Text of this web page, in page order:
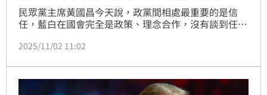
民眾黨主席黃國昌今天說，政黨間相處最重要的是信
任，藍白在國會完全是政策、理念合作，沒有談到任何
了沒做到的事情，民眾黨會用具體行動回應，「我後面
2025/11/02 11:02